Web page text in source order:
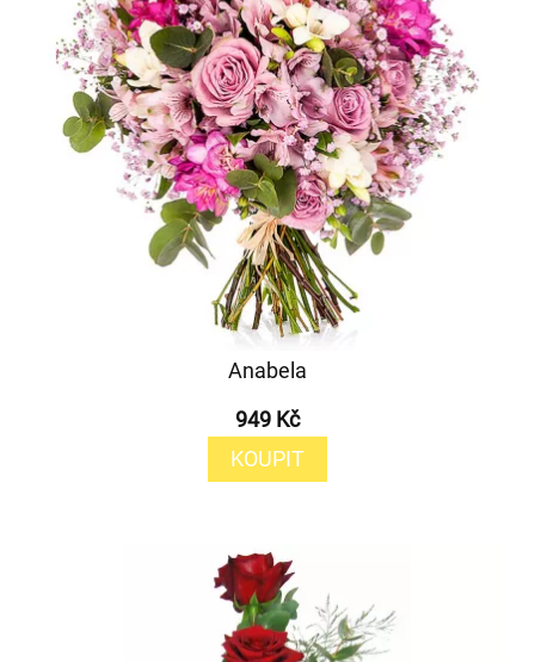
Anabela
949 Kč
KOUPIT